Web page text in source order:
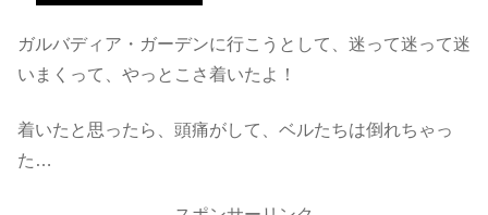
ガルバディア・ガーデンに行こうとして、迷って迷って迷
いまくって、やっとこさ着いたよ！
着いたと思ったら、頭痛がして、ベルたちは倒れちゃっ
た…